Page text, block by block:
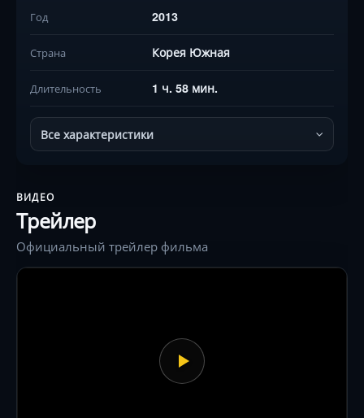
Год 2013
Страна Корея Южная
Длительность 1 ч. 58 мин.
Все характеристики
ВИДЕО
Трейлер
Официальный трейлер фильма